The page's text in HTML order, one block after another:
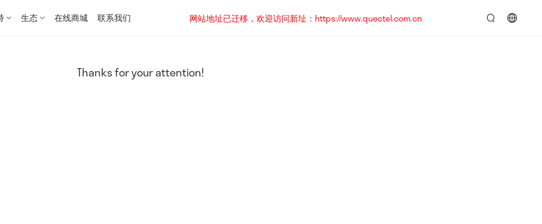
生态 在线商城 联系我们
网站地址已迁移，欢迎访问新址：https://www.quectel.com.cn
Thanks for your attention!